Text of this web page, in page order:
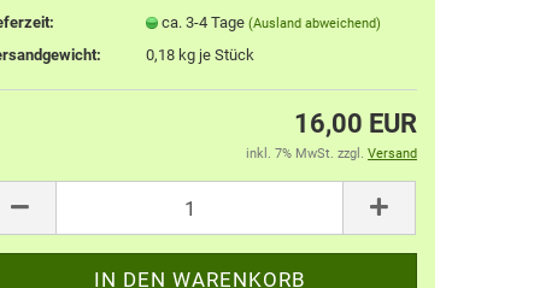
ca. 3-4 Tage (Ausland abweichend)
0,18 kg je Stück
16,00 EUR
inkl. 7% MwSt. zzgl. Versand